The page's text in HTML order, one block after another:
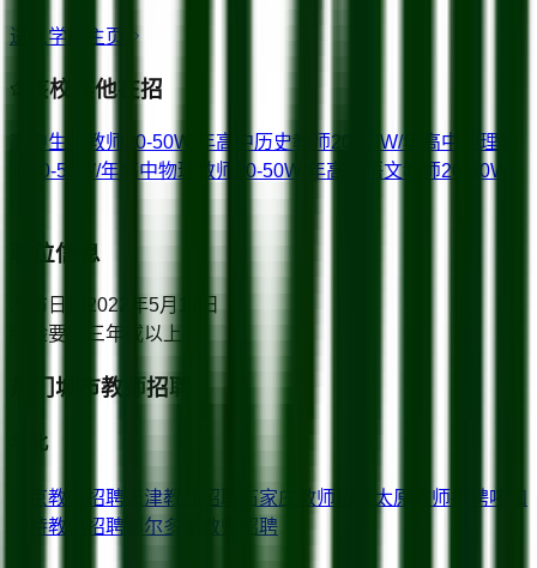
进入学校主页
该校其他在招
高中生物教师 20-50W/年高中历史教师20-50W/年
高中地理教
20-50W/年 高中物理教师 20-50W/年高中语文教师20-50W/
职位信息
发布日期
2022年5月17日
经验要求
三年或以上
热门城市教师招聘
华北
北京教师招聘 天津教师招聘 石家庄 教师招聘 太原 教师招聘呼和
浩特教师招聘 鄂尔多斯 教师招聘